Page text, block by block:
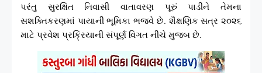
પરંતુ સુરક્ષિત નિવાસી વાતાવરણ પૂરું પાડીને તેમના
સશક્તિકરણમાં પાયાની ભૂમિકા ભજવે છે. શૈક્ષણિક સત્ર ૨૦૨૬
માટે પ્રવેશ પ્રક્રિયાની સંપૂર્ણ વિગત નીચે મુજબ છે.